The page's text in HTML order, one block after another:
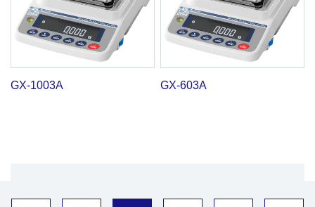
GX-1003A GX-603A